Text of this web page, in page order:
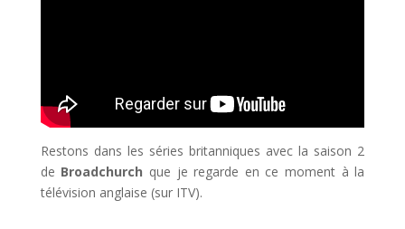
Restons dans les séries britanniques avec la saison 2
de Broadchurch que je regarde en ce moment à la
télévision anglaise (sur ITV).